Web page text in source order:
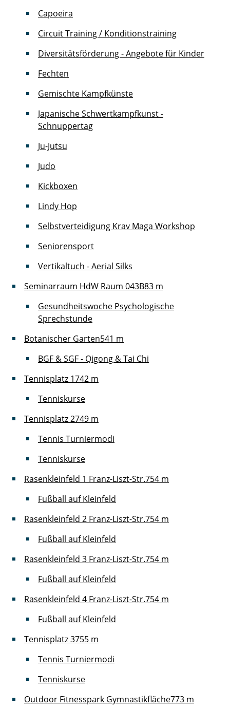
Capoeira
Circuit Training / Konditionstraining
Diversitätsförderung - Angebote für Kinder
Fechten
Gemischte Kampfkünste
Japanische Schwertkampfkunst -
Schnuppertag
Ju-Jutsu
Judo
Kickboxen
Lindy Hop
Selbstverteidigung Krav Maga Workshop
Seniorensport
Vertikaltuch - Aerial Silks
Seminarraum HdW Raum 043B83 m
Gesundheitswoche Psychologische
Sprechstunde
Botanischer Garten541 m
BGF & SGF - Qigong & Tai Chi
Tennisplatz 1742 m
Tenniskurse
Tennisplatz 2749 m
Tennis Turniermodi
Tenniskurse
Rasenkleinfeld 1 Franz-Liszt-Str.754 m
Fußball auf Kleinfeld
Rasenkleinfeld 2 Franz-Liszt-Str.754 m
Fußball auf Kleinfeld
Rasenkleinfeld 3 Franz-Liszt-Str.754 m
Fußball auf Kleinfeld
Rasenkleinfeld 4 Franz-Liszt-Str.754 m
Fußball auf Kleinfeld
Tennisplatz 3755 m
Tennis Turniermodi
Tenniskurse
Outdoor Fitnesspark Gymnastikfläche773 m